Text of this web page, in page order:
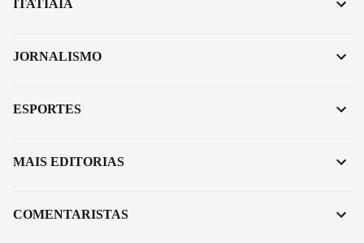
ITATIAIA
JORNALISMO
ESPORTES
MAIS EDITORIAS
COMENTARISTAS